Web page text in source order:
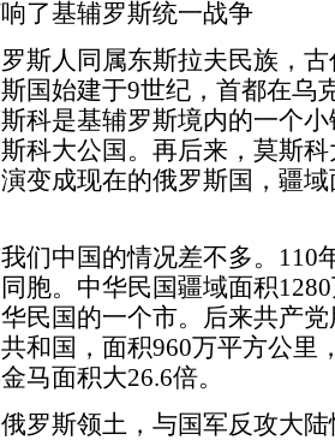
了基辅罗斯统一战争
斯人同属东斯拉夫民族，
国始建于9世纪，首都在乌
科是基辅罗斯境内的一个
科大公国。再后来，莫斯
变成现在的俄罗斯国，疆
们中国的情况差不多。110
胞。中华民国疆域面积
华民国的一个市。后来共产
和国，面积960万平方公里
马面积大26.6倍。
罗斯领土，与国军反攻大